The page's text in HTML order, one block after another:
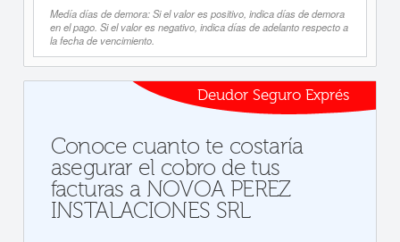
Medía días de demora: Si el valor es positivo, indica días de demora
en el pago. Si el valor es negativo, indica días de adelanto respecto a
la fecha de vencimiento.
Deudor Seguro Exprés
Conoce cuanto te costaría
asegurar el cobro de tus
facturas a NOVOA PEREZ
INSTALACIONES SRL